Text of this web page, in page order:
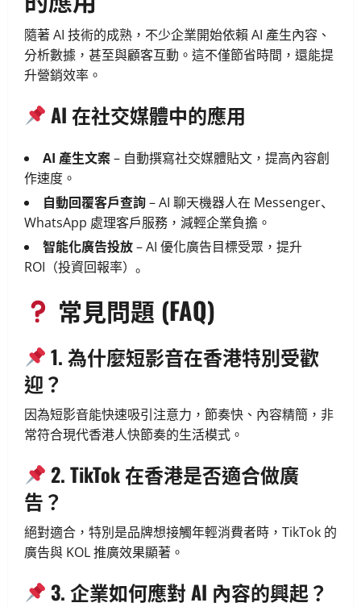
隨著 AI 技術的成熟，不少企業開始依賴 AI 產生內容、
分析數據，甚至與顧客互動。這不僅節省時間，還能提
升營銷效率。
AI 在社交媒體中的應用
AI 產生文案– 自動撰寫社交媒體貼文，提高內容創
作速度。
自動回覆客戶查詢– AI 聊天機器人在 Messenger、
WhatsApp 處理客戶服務，減輕企業負擔。
智能化廣告投放– AI 優化廣告目標受眾，提升
ROI（投資回報率）。
常見問題 (FAQ)
1. 為什麼短影音在香港特別受歡
迎？
因為短影音能快速吸引注意力，節奏快、內容精簡，非
常符合現代香港人快節奏的生活模式。
2. TikTok 在香港是否適合做廣
告？
絕對適合，特別是品牌想接觸年輕消費者時，TikTok 的
廣告與 KOL 推廣效果顯著。
3. 企業如何應對 AI 內容的興起？